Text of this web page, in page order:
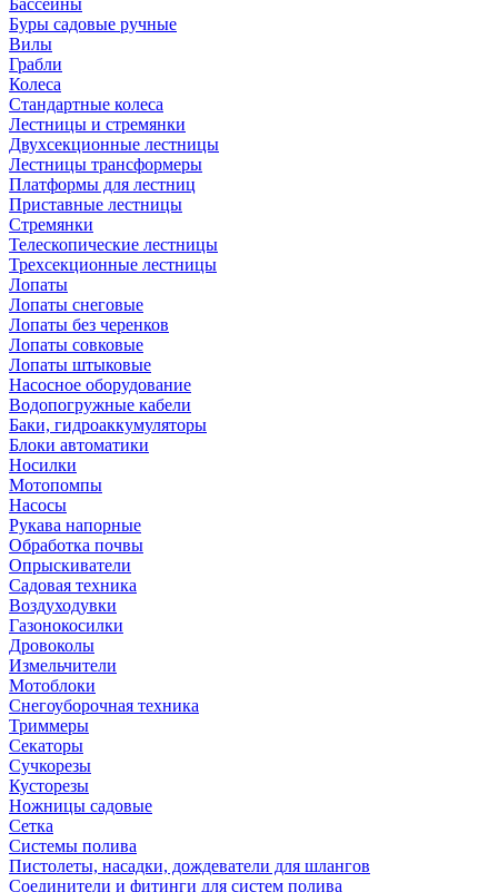
Бассейны
Буры садовые ручные
Вилы
Грабли
Колеса
Стандартные колеса
Лестницы и стремянки
Двухсекционные лестницы
Лестницы трансформеры
Платформы для лестниц
Приставные лестницы
Стремянки
Телескопические лестницы
Трехсекционные лестницы
Лопаты
Лопаты снеговые
Лопаты без черенков
Лопаты совковые
Лопаты штыковые
Насосное оборудование
Водопогружные кабели
Баки, гидроаккумуляторы
Блоки автоматики
Носилки
Мотопомпы
Насосы
Рукава напорные
Обработка почвы
Опрыскиватели
Садовая техника
Воздуходувки
Газонокосилки
Дровоколы
Измельчители
Мотоблоки
Снегоуборочная техника
Триммеры
Секаторы
Сучкорезы
Кусторезы
Ножницы садовые
Сетка
Системы полива
Пистолеты, насадки, дождеватели для шлангов
Соединители и фитинги для систем полива